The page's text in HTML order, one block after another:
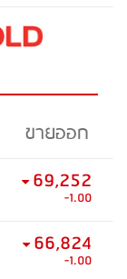
ขายออก
69,252
-1.00
66,824
-1.00